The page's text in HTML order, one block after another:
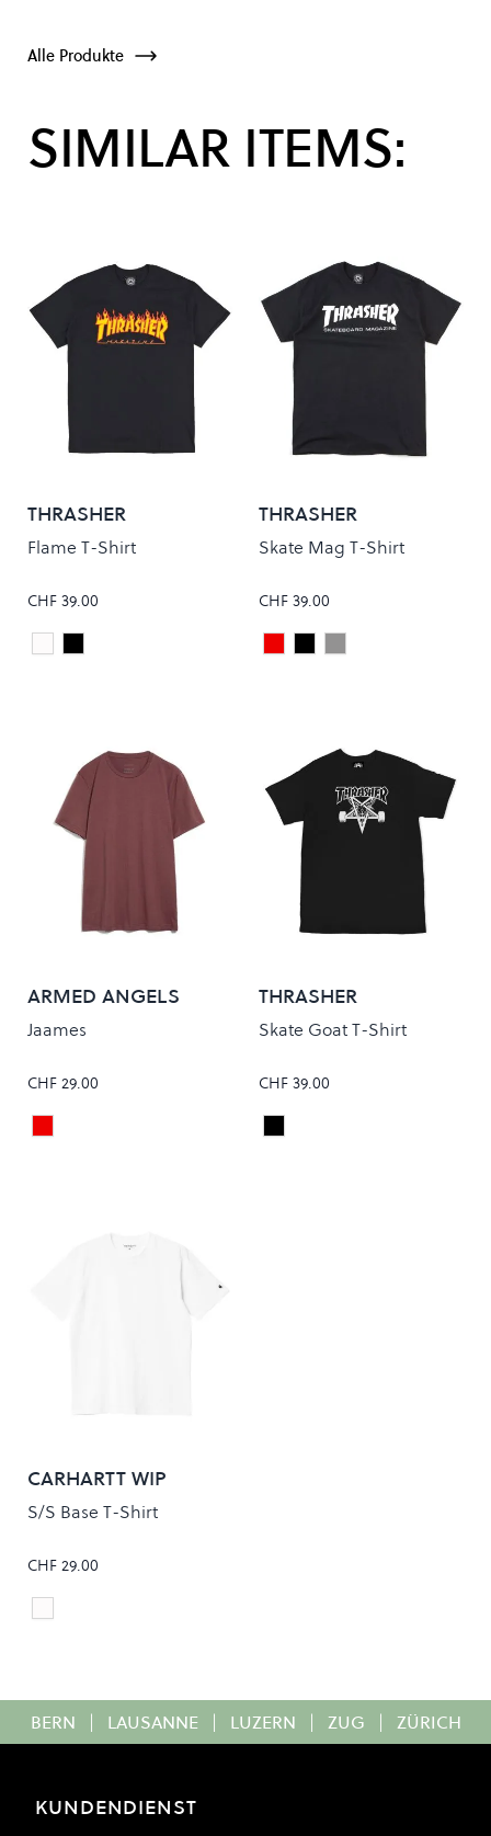
Alle Produkte
SIMILAR ITEMS:
THRASHER
Flame T-Shirt
CHF 39.00
Colour
WhiteBlack
THRASHER
Skate Mag T-Shirt
CHF 39.00
Colour
Maroon
BlackGrey
ARMED ANGELS
Jaames
CHF 29.00
Colour
Sable Red
THRASHER
Skate Goat T-Shirt
CHF 39.00
Colour
Black
CARHARTT WIP
S/S Base T-Shirt
CHF 29.00
Colour
White/Black
BERN | LAUSANNE | LUZERN | ZUG | ZÜRICH
KUNDENDIENST